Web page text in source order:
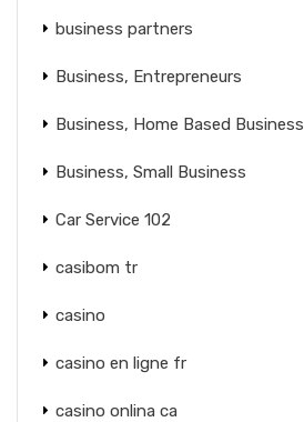
business partners
Business, Entrepreneurs
Business, Home Based Business
Business, Small Business
Car Service 102
casibom tr
casino
casino en ligne fr
casino onlina ca